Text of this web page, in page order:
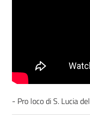
- Pro loco di S. Lucia